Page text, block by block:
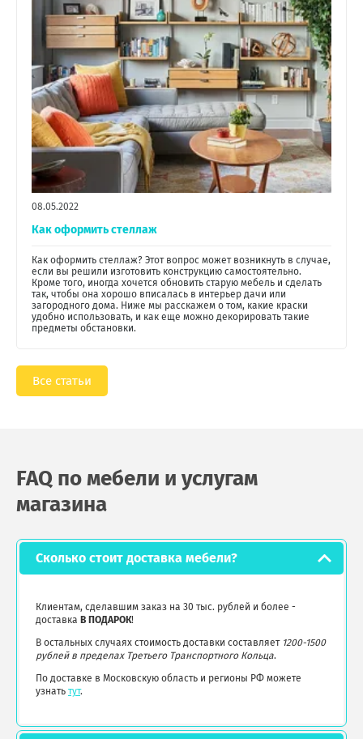
08.05.2022
Как оформить стеллаж
Как оформить стеллаж? Этот вопрос может возникнуть в случае,
если вы решили изготовить конструкцию самостоятельно.
Кроме того, иногда хочется обновить старую мебель и сделать
так, чтобы она хорошо вписалась в интерьер дачи или
загородного дома. Ниже мы расскажем о том, какие краски
удобно использовать, и как еще можно декорировать такие
предметы обстановки.
Все статьи
FAQ по мебели и услугам
магазина
Сколько стоит доставка мебели?
Клиентам, сделавшим заказ на 30 тыс. рублей и более -
доставка В ПОДАРОК!
В остальных случаях стоимость доставки составляет 1200-1500
рублей в пределах Третьего Транспортного Кольца.
По доставке в Московскую область и регионы РФ можете
узнать тут.